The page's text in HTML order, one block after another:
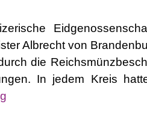
Albrecht von
die
In jedem Kreis